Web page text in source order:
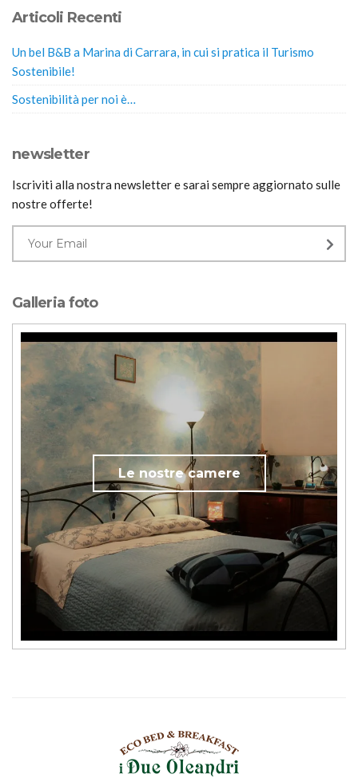
Articoli Recenti
Un bel B&B a Marina di Carrara, in cui si pratica il Turismo
Sostenibile!
Sostenibilità per noi è…
newsletter
Iscriviti alla nostra newsletter e sarai sempre aggiornato sulle
nostre offerte!
Galleria foto
Le nostre camere